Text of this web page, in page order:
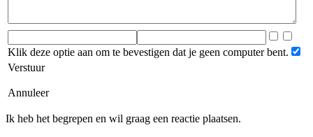
Klik deze optie aan om te bevestigen dat je geen computer bent.
Verstuur
Annuleer
Ik heb het begrepen en wil graag een reactie plaatsen.